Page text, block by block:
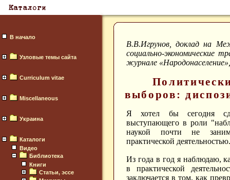
В начало
Узловые темы сайта
Curriculum vitae
Miscellaneous
Украина
Каталоги
Видео
Библиотека
Книги
Статьи, эссе
В.В.Игрунов, доклад на
социально-экономические
журнале
выборов:
Я хотел бы сегодня
выступающего в роли
наукой почти не
практической деятельностью.
Из года в год я наблюдаю,
в практической
заключается в том, как